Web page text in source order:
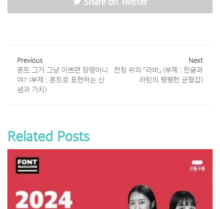
Previous
폰트 그거 그냥 이쁘면 장땡아니
여? (부제 : 폰트로 표현하는 신
념과 가치)
Next
천칭 위의 「라바」 (부제 : 한글과
라틴의 팽팽한 균형감)
Related Posts